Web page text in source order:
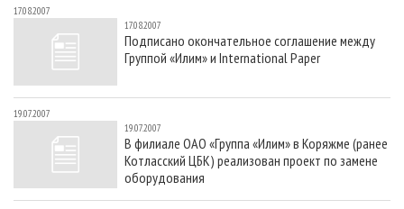
17.08.2007
17.08.2007
Подписано окончательное соглашение между
Группой «Илим» и International Paper
19.07.2007
19.07.2007
В филиале ОАО «Группа «Илим» в Коряжме (ранее
Котласский ЦБК) реализован проект по замене
оборудования